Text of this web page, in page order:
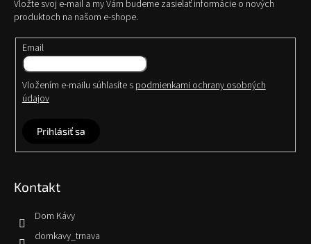
Vložte svoj e-mail a my Vám budeme zasielať informácie o nových
produktoch na našom e-shope.
Email
Vložením e-mailu súhlasíte spodmienkami ochrany osobných
údajov
Prihlásiť sa
Kontakt
Dom Kávy
domkavy_trnava